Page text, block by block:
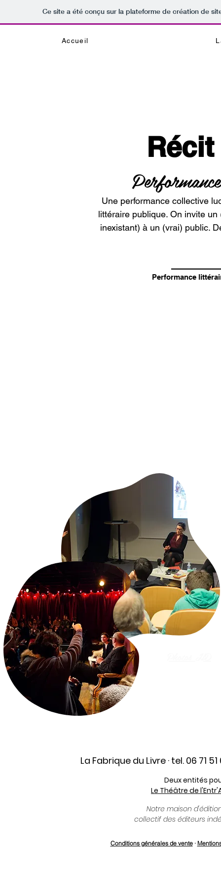
Ce site a été conçu sur la plateforme de création de
Accueil
Une performance collective
littéraire publique. On invite
inexistant) à un (vrai) public.
Performance
La Fabrique du Livre · tel. 06 71 51
Deux entités
Le Théâtre de
Notre maison
collectif des éditeurs
Conditions générales de vente·